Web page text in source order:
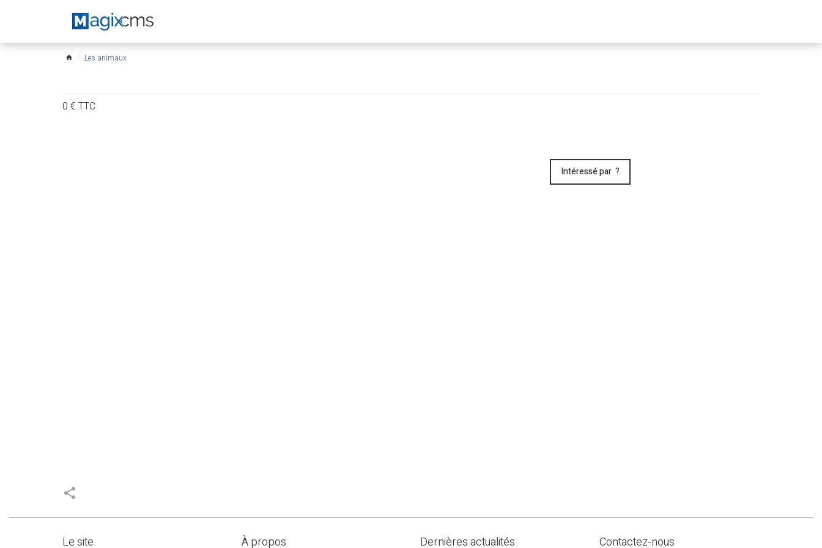
le
home Les animaux
0 € TTC
Intéressé par ?
share
Le site À propos Dernières actualités Contactez-nous